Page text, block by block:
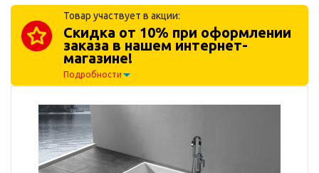
Товар участвует в акции:
Скидка от 10% при оформлении
заказа в нашем интернет-
магазине!
Подробности